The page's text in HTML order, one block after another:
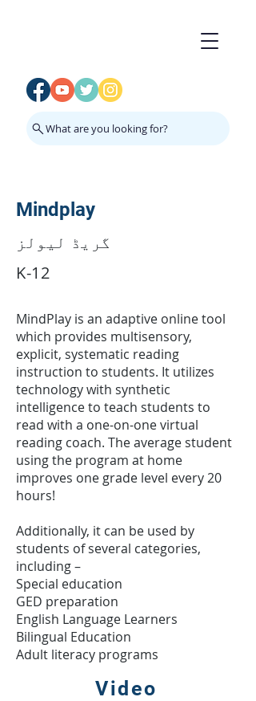
What are you looking for?
Mindplay
گریڈ لیولز
K-12
MindPlay is an adaptive online tool
which provides multisensory,
explicit, systematic reading
instruction to students. It utilizes
technology with synthetic
intelligence to teach students to
read with a one-on-one virtual
reading coach. The average student
using the program at home
improves one grade level every 20
hours!
Additionally, it can be used by
students of several categories,
including –
Special education
GED preparation
English Language Learners
Bilingual Education
Adult literacy programs
Video